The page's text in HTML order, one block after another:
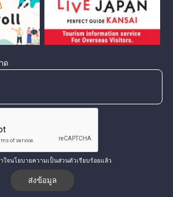
ด
จนโยบายความเป็นส่วนตัวเรียบร้อยแล้ว